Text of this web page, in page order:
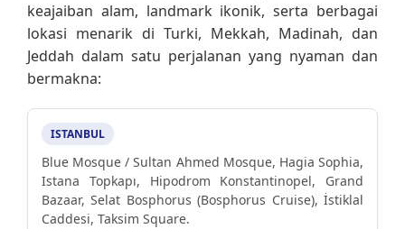
keajaiban alam, landmark ikonik, serta berbagai
lokasi menarik di Turki, Mekkah, Madinah, dan
Jeddah dalam satu perjalanan yang nyaman dan
bermakna:
ISTANBUL
Blue Mosque / Sultan Ahmed Mosque, Hagia Sophia,
Istana Topkapı, Hipodrom Konstantinopel, Grand
Bazaar, Selat Bosphorus (Bosphorus Cruise), İstiklal
Caddesi, Taksim Square.